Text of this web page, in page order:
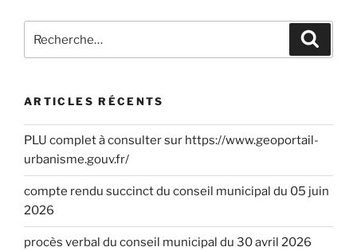
ARTICLES RÉCENTS
PLU complet à consulter sur https://www.geoportail-
urbanisme.gouv.fr/
compte rendu succinct du conseil municipal du 05 juin
2026
procès verbal du conseil municipal du 30 avril 2026